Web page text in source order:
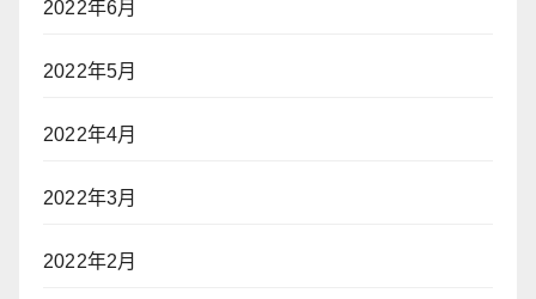
2022年6月
2022年5月
2022年4月
2022年3月
2022年2月